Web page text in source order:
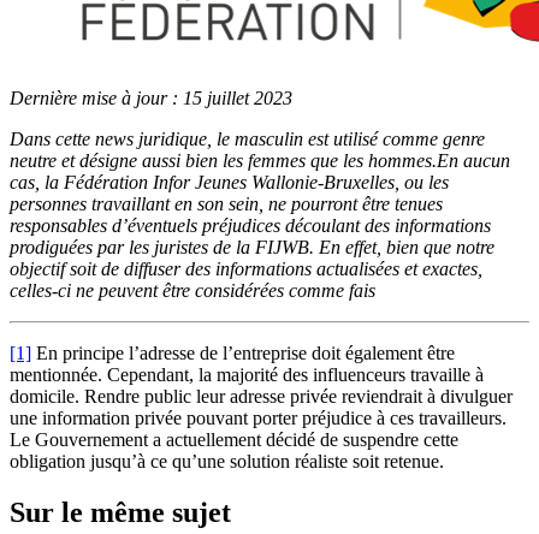
Dernière mise à jour : 15 juillet 2023
Dans cette news juridique, le masculin est utilisé comme genre
neutre et désigne aussi bien les femmes que les hommes.En aucun
cas, la Fédération Infor Jeunes Wallonie-Bruxelles, ou les
personnes travaillant en son sein, ne pourront être tenues
responsables d’éventuels préjudices découlant des informations
prodiguées par les juristes de la FIJWB. En effet, bien que notre
objectif soit de diffuser des informations actualisées et exactes,
celles-ci ne peuvent être considérées comme fais
[1] En principe l’adresse de l’entreprise doit également être
mentionnée. Cependant, la majorité des influenceurs travaille à
domicile. Rendre public leur adresse privée reviendrait à divulguer
une information privée pouvant porter préjudice à ces travailleurs.
Le Gouvernement a actuellement décidé de suspendre cette
obligation jusqu’à ce qu’une solution réaliste soit retenue.
Sur le même sujet